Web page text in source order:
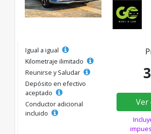
Igual a igual
Kilometraje ilimitado
Reunirse y Saludar
Depósito en efectivo
aceptado
Conductor adicional
incluido